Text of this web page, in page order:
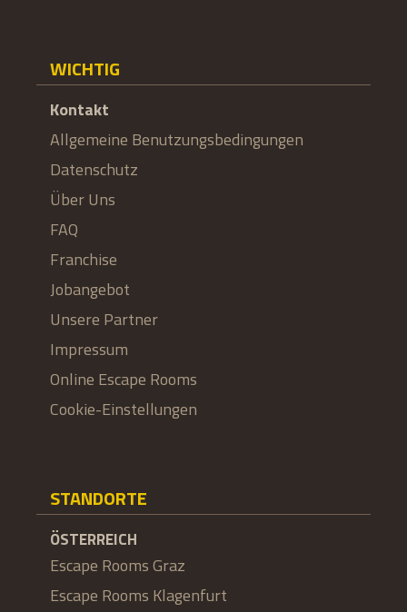
WICHTIG
Kontakt
Allgemeine Benutzungsbedingungen
Datenschutz
Über Uns
FAQ
Franchise
Jobangebot
Unsere Partner
Impressum
Online Escape Rooms
Cookie-Einstellungen
STANDORTE
ÖSTERREICH
Escape Rooms Graz
Escape Rooms Klagenfurt